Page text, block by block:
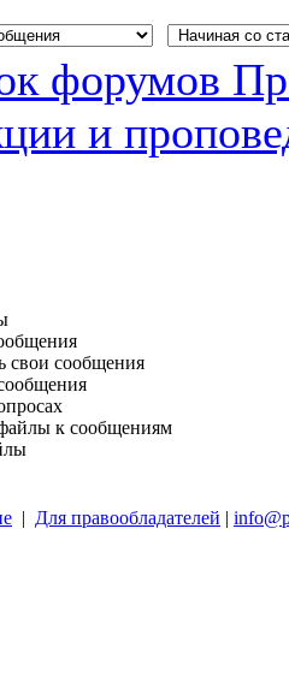
форумов
и
свои сообщения
к сообщениям
| Для правообладателей |